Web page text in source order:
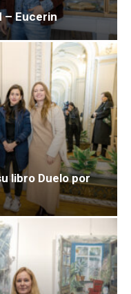
– Eucerin
libro Duelo por